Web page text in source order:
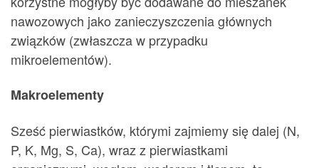
nawozowych jako zanieczyszczenia głównych
związków (zwłaszcza w przypadku
mikroelementów).
Makroelementy
Sześć pierwiastków, którymi zajmiemy się dalej (N,
P, K, Mg, S, Ca), wraz z pierwiastkami